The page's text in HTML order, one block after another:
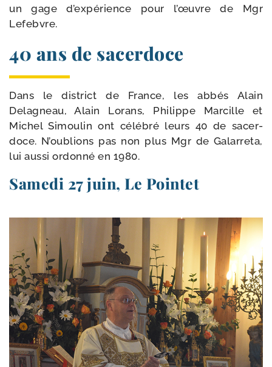
un gage d’ex­pé­rience pour l’œuvre de Mgr
Lefebvre.
40 ans de sacerdoce
Dans le dis­trict de France, les abbés Alain
Delagneau, Alain Lorans, Philippe Marcille et
Michel Simoulin ont célé­bré leurs 40 de sacer­
doce. N’oublions pas non plus Mgr de Galarreta,
lui aus­si ordon­né en 1980.
Samedi 27 juin, Le Pointet